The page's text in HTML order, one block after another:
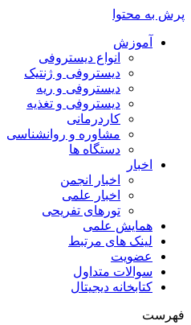
پرش به محتوا
آموزش
انواع دیستروفی
دیستروفی و ژنتیک
دیستروفی و ریه
دیستروفی و تغذیه
کاردرمانی
مشاوره و روانشناسی
دستگاه ها
اخبار
اخبار انجمن
اخبار علمی
تورهای تفریحی
همایش علمی
لینک های مرتبط
عضویت
سوالات متداول
کتابخانه دیجیتال
فهرست